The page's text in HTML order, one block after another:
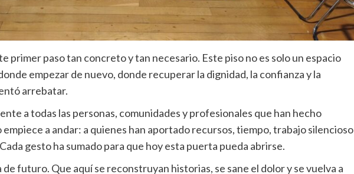
primer paso tan concreto y tan necesario. Este piso no es solo un espacio
empezar de nuevo, donde recuperar la dignidad, la confianza y la
arrebatar.
a todas las personas, comunidades y profesionales que han hecho
a andar: a quienes han aportado recursos, tiempo, trabajo silencioso
gesto ha sumado para que hoy esta puerta pueda abrirse.
de futuro. Que aquí se reconstruyan historias, se sane el dolor y se vuelva a